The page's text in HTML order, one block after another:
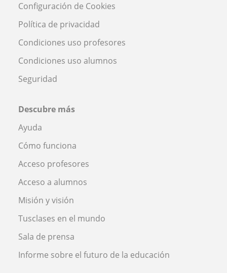
Configuración de Cookies
Política de privacidad
Condiciones uso profesores
Condiciones uso alumnos
Seguridad
Descubre más
Ayuda
Cómo funciona
Acceso profesores
Acceso a alumnos
Misión y visión
Tusclases en el mundo
Sala de prensa
Informe sobre el futuro de la educación